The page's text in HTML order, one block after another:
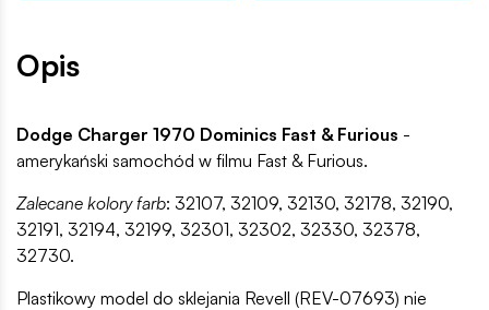
Opis
Dodge Charger 1970 Dominics Fast & Furious -
amerykański samochód w filmu Fast & Furious.
Zalecane kolory farb: 32107, 32109, 32130, 32178, 32190,
32191, 32194, 32199, 32301, 32302, 32330, 32378,
32730.
Plastikowy model do sklejania Revell (REV-07693) nie